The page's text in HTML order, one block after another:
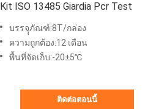
Kit ISO 13485 Giardia Pcr Test
บรรจุุภัณฑ์:8T/กล่อง
ความถูกต้อง:12 เดือน
พื้นที่จัดเก็บ:-20±5℃
ติดต่อตอนนี้